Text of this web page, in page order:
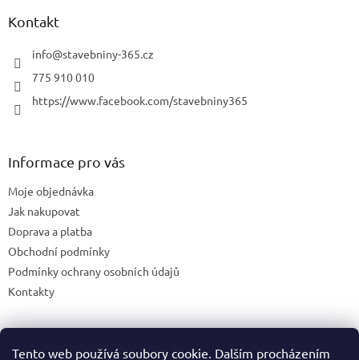
Tento web používá soubory cookie. Dalším procházením
Kontakt
info@stavebniny-365.cz
775 910 010
https://www.facebook.com/stavebniny365
Informace pro vás
Moje objednávka
Jak nakupovat
Doprava a platba
Obchodní podmínky
Podmínky ochrany osobních údajů
Kontakty
Blog